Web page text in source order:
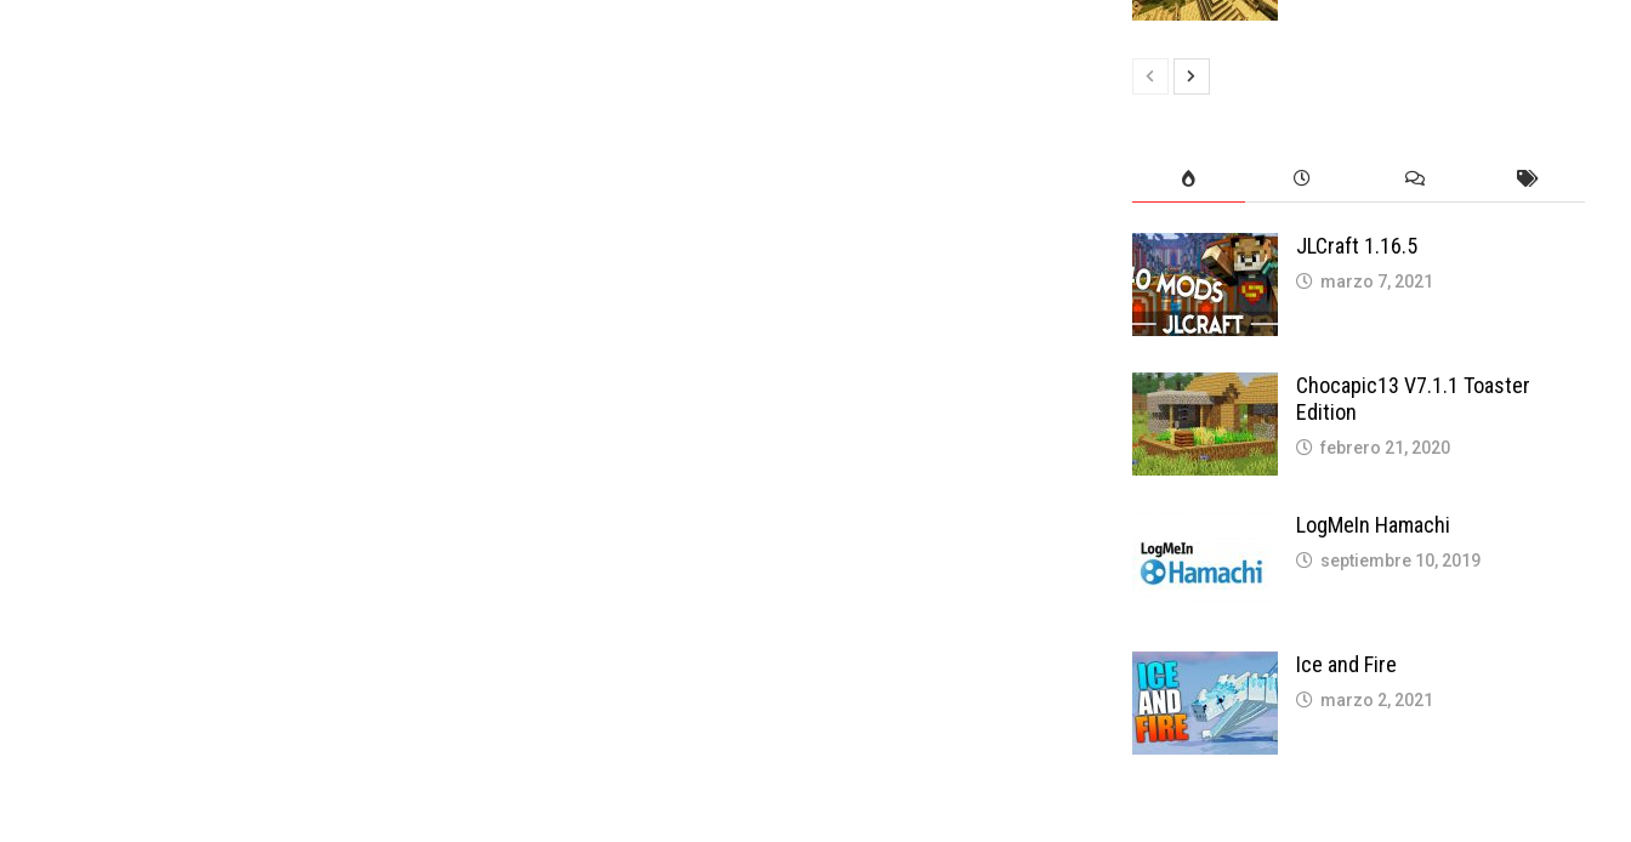
JLCraft 1.16.5
marzo 7, 2021
Chocapic13 V7.1.1 Toaster
Edition
febrero 21, 2020
LogMeIn Hamachi
septiembre 10, 2019
Ice and Fire
marzo 2, 2021